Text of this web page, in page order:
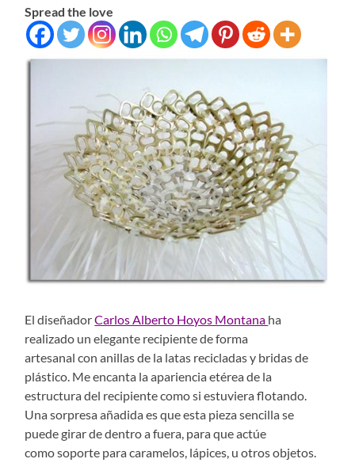
Spread the love
El diseñadorCarlos Alberto Hoyos Montana ha
realizado un elegante recipiente de forma
artesanal con anillas de la latas recicladas y bridas de
plástico. Me encanta la apariencia etérea de la
estructura del recipiente como si estuviera flotando.
Una sorpresa añadida es que esta pieza sencilla se
puede girar de dentro a fuera, para que actúe
como soporte para caramelos, lápices, u otros objetos.